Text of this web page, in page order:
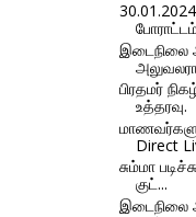
இடைநிலை
பிரதமர்
உத்தரவு.
Direct
சும்மா
குட்...
இடைநிலை